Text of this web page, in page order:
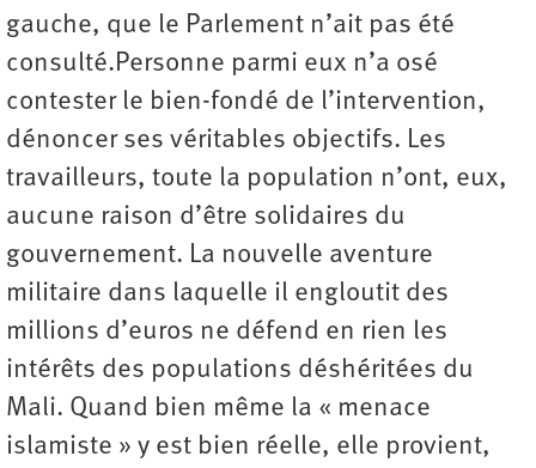
gauche, que le Parlement n’ait pas été
consulté.Personne parmi eux n’a osé
contester le bien-fondé de l’intervention,
dénoncer ses véritables objectifs. Les
travailleurs, toute la population n’ont, eux,
aucune raison d’être solidaires du
gouvernement. La nouvelle aventure
militaire dans laquelle il engloutit des
millions d’euros ne défend en rien les
intérêts des populations déshéritées du
Mali. Quand bien même la « menace
islamiste » y est bien réelle, elle provient,